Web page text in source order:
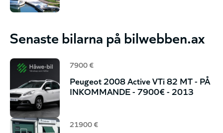
Senaste bilarna på bilwebben.ax
7900 €
Peugeot 2008 Active VTi 82 MT - PÅ
INKOMMANDE - 7900€ - 2013
21900 €